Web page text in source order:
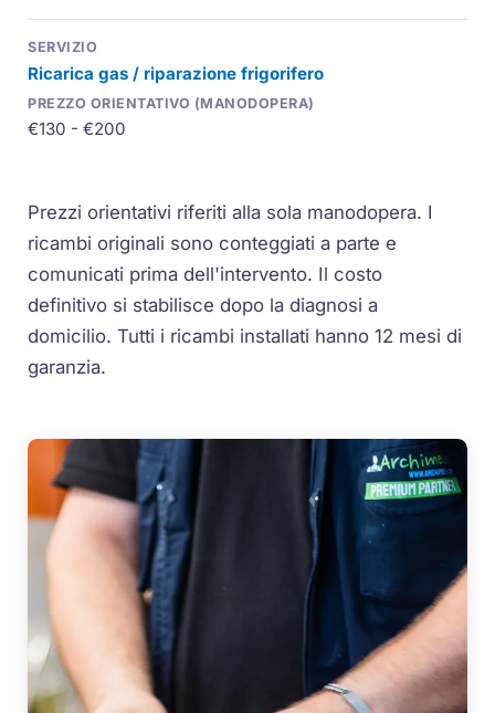
Ricarica gas / riparazione frigorifero
€130 - €200
Prezzi orientativi riferiti alla sola manodopera. I
ricambi originali sono conteggiati a parte e
comunicati prima dell'intervento. Il costo
definitivo si stabilisce dopo la diagnosi a
domicilio. Tutti i ricambi installati hanno 12 mesi di
garanzia.